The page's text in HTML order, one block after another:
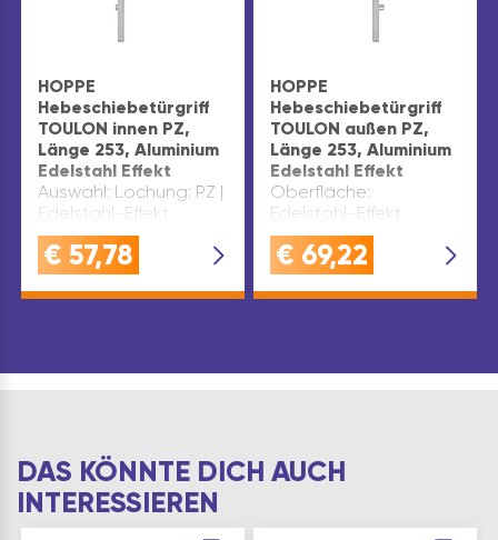
HOPPE
Hebeschiebetürgriff
TOULON innen PZ,
Länge 253, Aluminium
Edelstahl Effekt
Auswahl: Lochung: PZ |
Edelstahl-Effekt
€ 57,78
HOPPE
Hebeschiebetürgriff
TOULON außen PZ,
Länge 253, Aluminium
Edelstahl Effekt
Oberfläche:
Edelstahl-Effekt
€ 69,22
DAS KÖNNTE DICH AUCH
INTERESSIEREN